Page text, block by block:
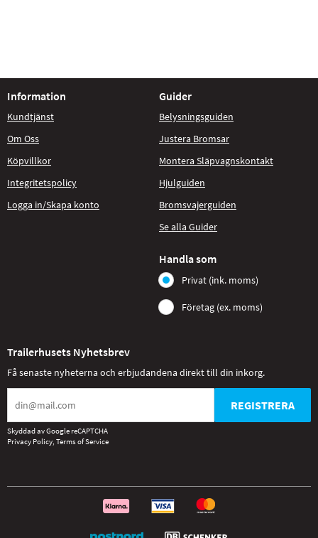
Information
Kundtjänst
Om Oss
Köpvillkor
Integritetspolicy
Logga in/Skapa konto
Guider
Belysningsguiden
Justera Bromsar
Montera Släpvagnskontakt
Hjulguiden
Bromsvajerguiden
Se alla Guider
Handla som
Privat (ink. moms)
Företag (ex. moms)
Trailerhusets Nyhetsbrev
Få senaste nyheterna och erbjudandena direkt till din inkorg.
REGISTRERA
Skyddad av Google reCAPTCHA
Privacy Policy, Terms of Service